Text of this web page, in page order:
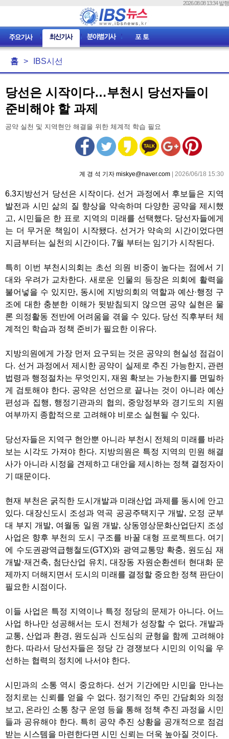
2026.08.08 13:34 발행
홈 > IBS시선
당선은 시작이다…부천시 당선자들이
준비해야 할 과제
공약 실천 및 지역현안 해결을 위한 체계적 학습 필요
계 경 석 기자 miskye@naver.com | 2026/06/18 15:30
6.3지방선거 당선은 시작이다. 선거 과정에서 후보들은 지역
발전과 시민 삶의 질 향상을 약속하며 다양한 공약을 제시했
고, 시민들은 한 표로 지역의 미래를 선택했다. 당선자들에게
는 더 무거운 책임이 시작됐다. 선거가 약속의 시간이었다면
지금부터는 실천의 시간이다. 7월 부터는 임기가 시작된다.
특히 이번 부천시의회는 초선 의원 비중이 높다는 점에서 기
대와 우려가 교차한다. 새로운 인물의 등장은 의회에 활력을
불어넣을 수 있지만, 동시에 지방의회의 역할과 예산·행정 구
조에 대한 충분한 이해가 뒷받침되지 않으면 공약 실현은 물
론 의정활동 전반에 어려움을 겪을 수 있다. 당선 직후부터 체
계적인 학습과 정책 준비가 필요한 이유다.
지방의원에게 가장 먼저 요구되는 것은 공약의 현실성 점검이
다. 선거 과정에서 제시한 공약이 실제로 추진 가능한지, 관련
법령과 행정절차는 무엇인지, 재원 확보는 가능한지를 면밀하
게 검토해야 한다. 공약은 선언으로 끝나는 것이 아니라 예산
편성과 집행, 행정기관과의 협의, 중앙정부와 경기도의 지원
여부까지 종합적으로 고려해야 비로소 실현될 수 있다.
당선자들은 지역구 현안뿐 아니라 부천시 전체의 미래를 바라
보는 시각도 가져야 한다. 지방의원은 특정 지역의 민원 해결
사가 아니라 시정을 견제하고 대안을 제시하는 정책 결정자이
기 때문이다.
현재 부천은 굵직한 도시개발과 미래산업 과제를 동시에 안고
있다. 대장신도시 조성과 역곡 공공주택지구 개발, 오정 군부
대 부지 개발, 여월동 일원 개발, 상동영상문화산업단지 조성
사업은 향후 부천의 도시 구조를 바꿀 대형 프로젝트다. 여기
에 수도권광역급행철도(GTX)와 광역교통망 확충, 원도심 재
개발·재건축, 첨단산업 유치, 대장동 자원순환센터 현대화 문
제까지 더해지면서 도시의 미래를 결정할 중요한 정책 판단이
필요한 시점이다.
이들 사업은 특정 지역이나 특정 정당의 문제가 아니다. 어느
사업 하나만 성공해서는 도시 전체가 성장할 수 없다. 개발과
교통, 산업과 환경, 원도심과 신도심의 균형을 함께 고려해야
한다. 따라서 당선자들은 정당 간 경쟁보다 시민의 이익을 우
선하는 협력의 정치에 나서야 한다.
시민과의 소통 역시 중요하다. 선거 기간에만 시민을 만나는
정치로는 신뢰를 얻을 수 없다. 정기적인 주민 간담회와 의정
보고, 온라인 소통 창구 운영 등을 통해 정책 추진 과정을 시민
들과 공유해야 한다. 특히 공약 추진 상황을 공개적으로 점검
받는 시스템을 마련한다면 시민 신뢰는 더욱 높아질 것이다.